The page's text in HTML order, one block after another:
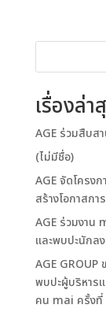
เรื่องล่า
AGE ร่วมสืบส
(ไม่มีชื่อ)
AGE จัดโครง
สร้างโอกาสกา
AGE ร่วมงาน
และพบปะนักล
AGE
พบปะผู้บริหาร
คน mai ครั้งที่